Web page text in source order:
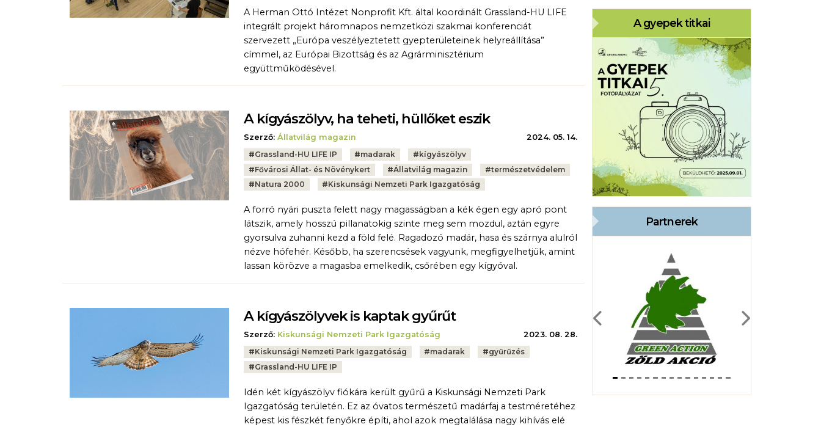
A Herman Ottó Intézet Nonprofit Kft. által koordinált Grassland-HU LIFE
integrált projekt háromnapos nemzetközi szakmai konferenciát
szervezett „Európa veszélyeztetett gyepterületeinek helyreállítása”
címmel, az Európai Bizottság és az Agrárminisztérium
együttműködésével.
A kígyászölyv, ha teheti, hüllőket eszik
Szerző: Állatvilág magazin
2024. 05. 14.
Tags:
#Grassland-HU LIFE IP #madarak # kígyászölyv
#Fővárosi Állat- és Növénykert #Állatvilág magazin #természetvédelem
#Natura 2000 #Kiskunsági Nemzeti Park Igazgatóság
A forró nyári puszta felett nagy magasságban a kék égen egy apró pont
látszik, amely hosszú pillanatokig szinte meg sem mozdul, aztán egyre
gyorsulva zuhanni kezd a föld felé. Ragadozó madár, hasa és szárnya alulról
nézve hófehér. Később, ha szerencsések vagyunk, megfigyelhetjük, amint
lassan körözve a magasba emelkedik, csőrében egy kígyóval.
A kígyászölyvek is kaptak gyűrűt
Szerző: Kiskunsági Nemzeti Park Igazgatóság
2023. 08. 28.
Tags:
#Kiskunsági Nemzeti Park Igazgatóság #madarak #gyűrűzés
#Grassland-HU LIFE IP
Idén két kígyászölyv fiókára került gyűrű a Kiskunsági Nemzeti Park
Igazgatóság területén. Ez az óvatos természetű madárfaj a testméretéhez
képest kis fészkét fenyőkre építi, ahol azok megtalálása nagy kihívás elé
A gyepek titkai
Partnerek
Previous Next